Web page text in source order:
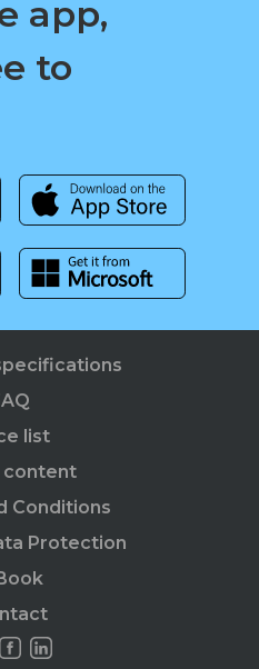
app,
to
list
content
Conditions
Protection